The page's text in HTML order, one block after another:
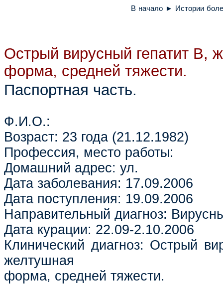
В начало ► Истории
Острый вирусный гепатит В,
форма, средней тяжести.
Паспортная часть.
Ф.И.О.:
Возраст: 23 года (21.12.1982)
Профессия, место работы:
Домашний адрес: ул.
Дата заболевания: 17.09.2006
Дата поступления: 19.09.2006
Направительный диагноз:
Дата курации: 22.09-2.10.2006
Клинический диагноз: Острый
желтушная
форма, средней тяжести.